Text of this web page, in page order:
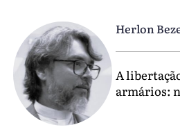
Herlon
A
armários: